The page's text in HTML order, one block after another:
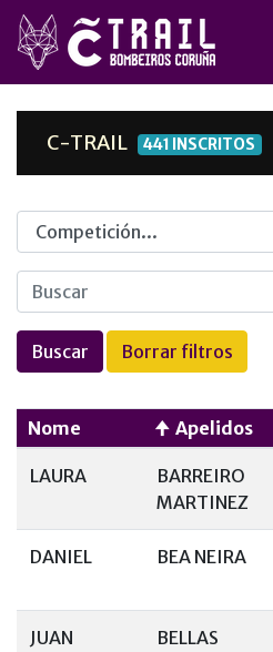
C-TRAIL 441 INSCRITOS
Competicion
Nome Apelidos
LAURA
BARREIRO
MARTINEZ
DANIEL BEA NEIRA
JUAN
BELLAS